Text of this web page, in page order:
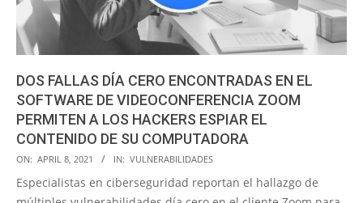
DOS FALLAS DÍA CERO ENCONTRADAS EN EL
SOFTWARE DE VIDEOCONFERENCIA ZOOM
PERMITEN A LOS HACKERS ESPIAR EL
CONTENIDO DE SU COMPUTADORA
2021-
04-
08
ON: APRIL 8, 2021 IN: VULNERABILIDADES
Especialistas en ciberseguridad reportan el hallazgo de